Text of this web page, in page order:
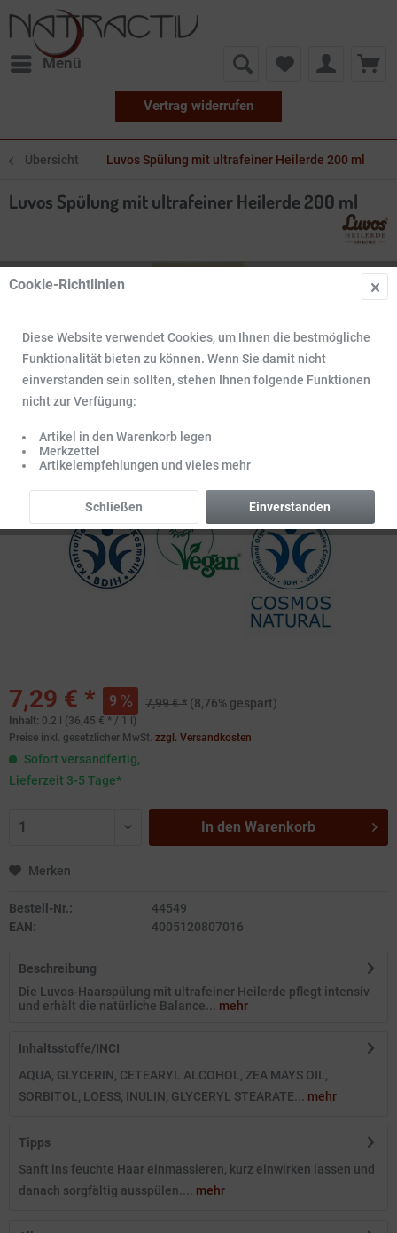
Menü
Vertrag widerrufen
Übersicht Luvos Spülung mit ultrafeiner Heilerde 200 ml
Luvos Spülung mit ultrafeiner Heilerde 200 ml
7,29 € * 9 7,99 € * (8,76% gespart)
Inhalt: 0.2 l (36,45 € * / 1 l)
Preise inkl. gesetzlicher MwSt. zzgl. Versandkosten
Sofort versandfertig,
Lieferzeit 3-5 Tage*
In den Warenkorb
Merken
Bestell-Nr.:
44549
EAN:
4005120807016
Beschreibung
Die Luvos-Haarspülung mit ultrafeiner Heilerde pflegt intensiv
und erhält die natürliche Balance... mehr
Inhaltsstoffe/INCI
AQUA, GLYCERIN, CETEARYL ALCOHOL, ZEA MAYS OIL,
SORBITOL, LOESS, INULIN, GLYCERYL STEARATE... mehr
Tipps
Sanft ins feuchte Haar einmassieren, kurz einwirken lassen und
danach sorgfältig ausspülen.... mehr
Cookie-Richtlinien
Diese Website verwendet Cookies, um Ihnen die bestmögliche
Funktionalität bieten zu können. Wenn Sie damit nicht
einverstanden sein sollten, stehen Ihnen folgende Funktionen
nicht zur Verfügung:
Artikel in den Warenkorb legen
Merkzettel
Artikelempfehlungen und vieles mehr
Einverstanden
Schließen